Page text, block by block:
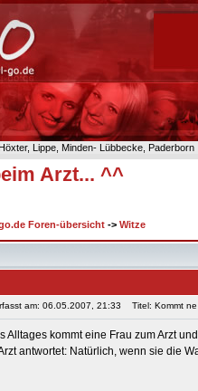
Lippe, Minden- Lübbecke, Paderborn
Arzt... ^^
Foren-übersicht -> Witze
am: 06.05.2007, 21:33 Titel: Kommt ne
Alltages kommt eine Frau zum Arzt
antwortet: Natürlich, wenn sie die